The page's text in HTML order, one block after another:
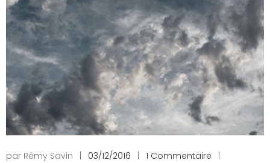
par Rémy Savin | 03/12/2016 | 1 Commentaire |